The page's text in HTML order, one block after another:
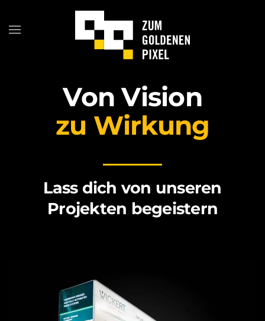
Von Vision
zu Wirkung
Lass dich von unseren
Projekten begeistern